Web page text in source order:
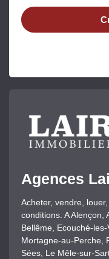
Agences
Acheter, vendre,
conditions. A Alençon,
Bellême, Ecouché-
Mortagne-au-Perche,
Sées, Le Mêle-sur-